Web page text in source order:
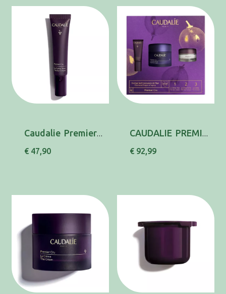
Caudalie Premier Cr Olhos 15ml
€ 47,90
CAUDALIE PREMIER CRU 8 SIGNS AGING SET
€ 92,99